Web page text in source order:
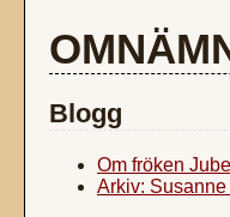
Blogg
Om fröken
Arkiv: